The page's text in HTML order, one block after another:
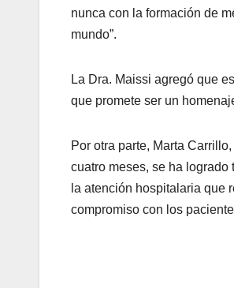
nunca con la formación de
mundo”.
La Dra. Maissi agregó que
que promete ser un
Por otra parte, Marta
cuatro meses, se ha
la atención hospitalaria que
compromiso con los